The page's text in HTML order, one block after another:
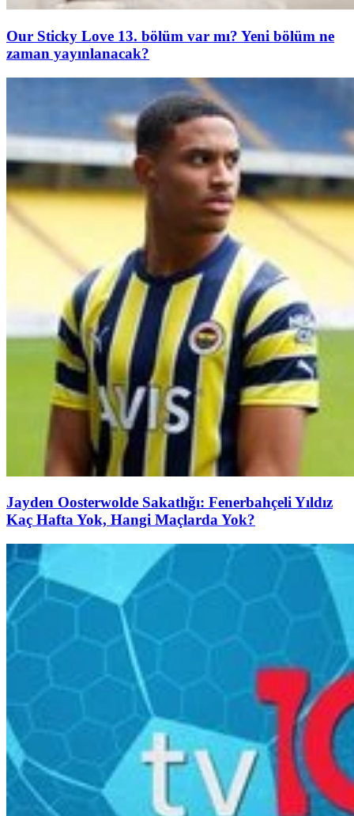
Our Sticky Love 13. bölüm var mı? Yeni bölüm ne
zaman yayınlanacak?
Jayden Oosterwolde Sakatlığı: Fenerbahçeli Yıldız
Kaç Hafta Yok, Hangi Maçlarda Yok?